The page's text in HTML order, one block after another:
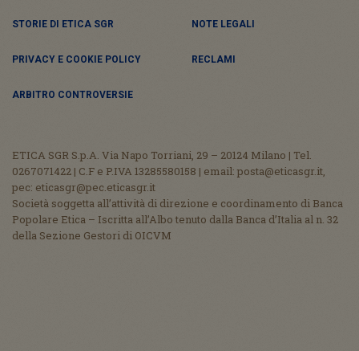
STORIE DI ETICA SGR NOTE LEGALI
PRIVACY E COOKIE POLICY RECLAMI
ARBITRO CONTROVERSIE
ETICA SGR S.p.A. Via Napo Torriani, 29 – 20124 Milano | Tel.
0267071422 | C.F e P.IVA 13285580158 | email: posta@eticasgr.it,
pec: eticasgr@pec.eticasgr.it
Società soggetta all’attività di direzione e coordinamento di Banca
Popolare Etica – Iscritta all’Albo tenuto dalla Banca d’Italia al n. 32
della Sezione Gestori di OICVM